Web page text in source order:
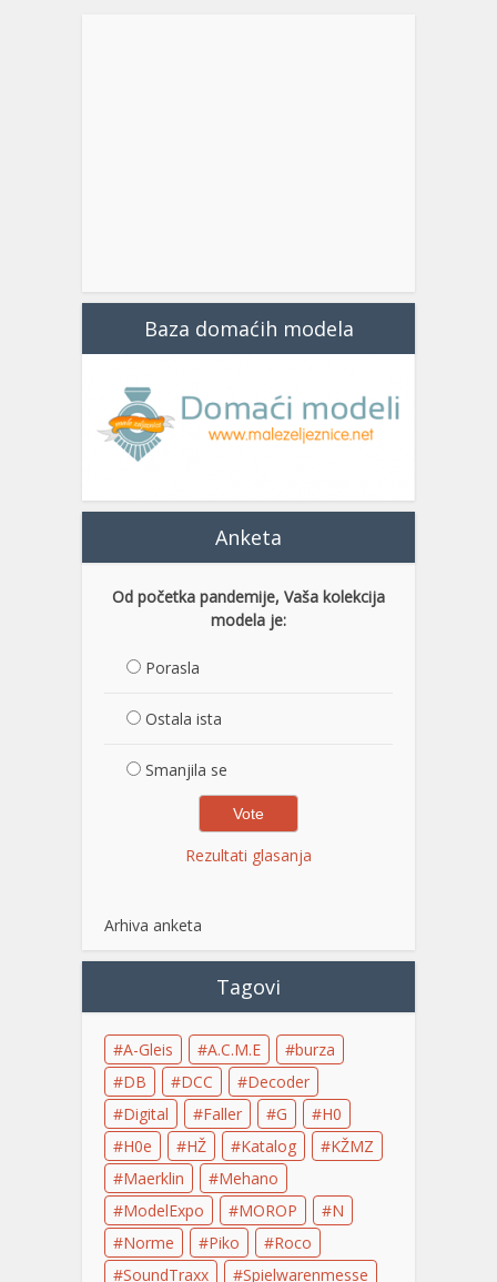
Baza domaćih modela
Anketa
Od početka pandemije, Vaša kolekcija
modela je:
Porasla
Ostala ista
Smanjila se
Rezultati glasanja
Arhiva anketa
Tagovi
A-Gleis A.C.M.E
burza
DB
DCC
Decoder
Digital
Faller G
H0
H0e
HŽ Katalog
KŽMZ
Maerklin
Mehano
ModelExpo
MOROP
N
Norme
Piko
Roco
SoundTraxx
Spielwarenmesse